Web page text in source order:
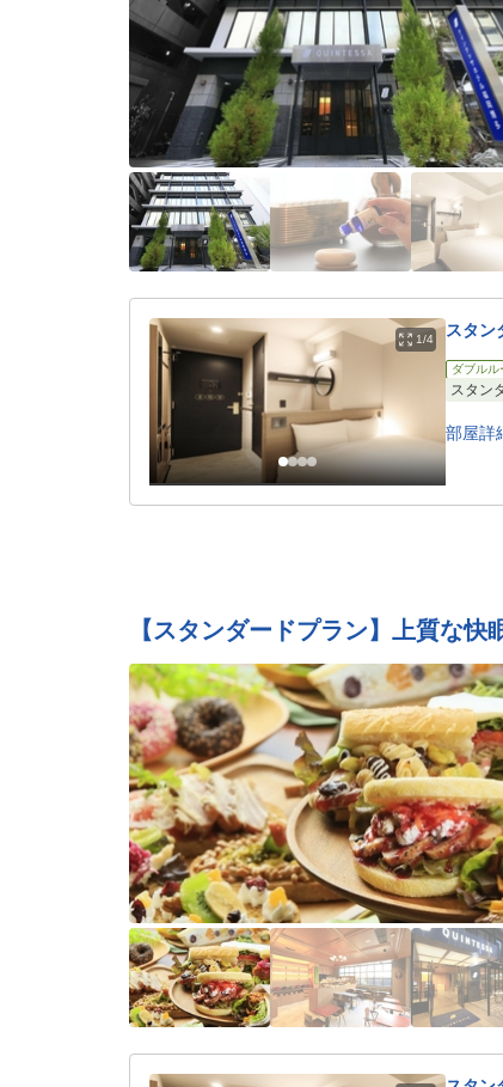
1/4 スタン
ダブルル
スタン
部屋詳
【スタンダードプラン】上質な